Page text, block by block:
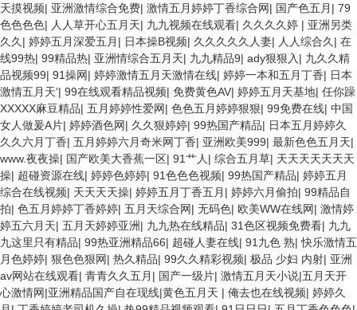
天摸视频| 亚洲激情综合免费| 激情五月婷婷丁香综合网| 国产色五月 | 79
色色色色| 人人草开心五月天| 九九视频在线观看| 久久久久婷 | 亚洲另类
久久 | 婷婷五月深爱五月 | 日本操B视频| 久久久久久人妻| 人人综合久 | 在
线99热| 99精品热| 亚洲情综合五月天| 九九精品9| ady狠狠入 | 九久久精
品视频99| 91操网| 婷婷激情五月天激情在线| 婷婷一本和五月丁香| 日本
激情五月天‘| 99在线观看精品视频| 免费黄色AV| 婷婷五月天基地| 任你躁
XXXXX麻豆精品| 五月婷婷性爱网| 色色五月婷婷狠狠| 99免费在线| 中国
女人做爰A片| 婷婷酒色网| 久久狠婷婷| 99热国产精品| 日本五月婷婷久
久久六月丁香| 五月婷婷六月奇米网丁香| 亚洲欧美999| 最新色色五月天|
www.夜夜操| 国产欧美大香蕉一区| 91艹人 | 综合五月草| 天天天天天天天
操| 超碰资源在线| 婷婷色婷婷| 91色色色视频| 99热国产精品| 婷婷五月
综合在线视频| 天天天天操| 婷婷五月丁香五月 | 婷婷六月偷拍| 99精品自
拍| 色五月婷婷丁香婷婷| 五月天综合网| 无码色| 欧美WW在线网| 激情婷
婷五六月天| 五月天婷婷亚洲| 九九热在线精品| 31色区视频免费看| 九九
九这里只有精品| 99热亚洲精品66| 超碰人妻在线| 91九色 熟|快乐激情五
月色婷婷| 狠色色狠网| 热久精品| 99久久精彩视频| 极品 少妇 内射| 亚洲
av网站在线观看| 青青久久五月 | 国产一级片| 激情五月天小说|五月天开
心激情网|亚洲精品国产自在现线|黄色五月天 | 俺去也在线视频| 婷婷久